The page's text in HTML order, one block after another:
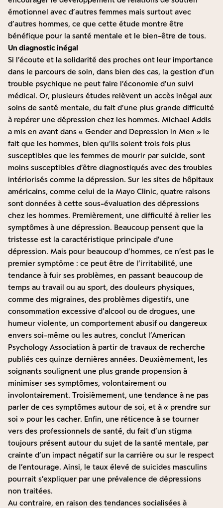
émotionnel avec d’autres femmes mais surtout avec
d’autres hommes, ce que cette étude montre être
bénéfique pour la santé mentale et le bien-être de tous.
Un diagnostic inégal
Si l’écoute et la solidarité des proches ont leur importance
dans le parcours de soin, dans bien des cas, la gestion d’un
trouble psychique ne peut faire l’économie d’un suivi
médical. Or, plusieurs études relèvent un accès inégal aux
soins de santé mentale, du fait d’une plus grande difficulté
à repérer une dépression chez les hommes. Michael Addis
a mis en avant dans « Gender and Depression in Men » le
fait que les hommes, bien qu’ils soient trois fois plus
susceptibles que les femmes de mourir par suicide, sont
moins susceptibles d’être diagnostiqués avec des troubles
intériorisés comme la dépression. Sur les sites de hôpitaux
américains, comme celui de la Mayo Clinic, quatre raisons
sont données à cette sous-évaluation des dépressions
chez les hommes. Premièrement, une difficulté à relier les
symptômes à une dépression. Beaucoup pensent que la
tristesse est la caractéristique principale d’une
dépression. Mais pour beaucoup d’hommes, ce n’est pas le
premier symptôme : ce peut être de l’irritabilité, une
tendance à fuir ses problèmes, en passant beaucoup de
temps au travail ou au sport, des douleurs physiques,
comme des migraines, des problèmes digestifs, une
consommation excessive d’alcool ou de drogues, une
humeur violente, un comportement abusif ou dangereux
envers soi-même ou les autres, conclut l’American
Psychology Association à partir de travaux de recherche
publiés ces quinze dernières années. Deuxièmement, les
soignants soulignent une plus grande propension à
minimiser ses symptômes, volontairement ou
involontairement. Troisièmement, une tendance à ne pas
parler de ces symptômes autour de soi, et à « prendre sur
soi » pour les cacher. Enfin, une réticence à se tourner
vers des professionnels de santé, du fait d’un stigma
toujours présent autour du sujet de la santé mentale, par
crainte d’un impact négatif sur la carrière ou sur le respect
de l’entourage. Ainsi, le taux élevé de suicides masculins
pourrait s’expliquer par une prévalence de dépressions
non traitées.
Au contraire, en raison des tendances socialisées à